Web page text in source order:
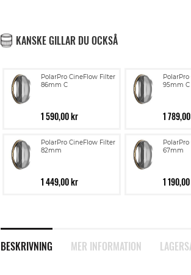
KANSKE GILLAR DU OCKSÅ
PolarPro CineFlow Filter
86mm C
1 590,00 kr
95mm C
1
PolarPro CineFlow Filter
82mm
1 449,00 kr
67mm
1
BESKRIVNING MER INFORMATION